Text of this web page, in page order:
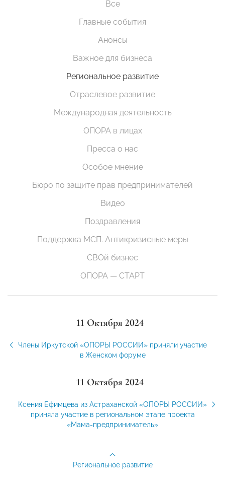
Все
Главные события
Анонсы
Важное для бизнеса
Региональное развитие
Отраслевое развитие
Международная деятельность
ОПОРА в лицах
Пресса о нас
Особое мнение
Бюро по защите прав предпринимателей
Видео
Поздравления
Поддержка МСП. Антикризисные меры
СВОй бизнес
ОПОРА — СТАРТ
11 Октября 2024
Члены Иркутской «ОПОРЫ РОССИИ» приняли участие
в Женском форуме
11 Октября 2024
Ксения Ефимцева из Астраханской «ОПОРЫ РОССИИ»
приняла участие в региональном этапе проекта
«Мама-предприниматель»
Региональное развитие